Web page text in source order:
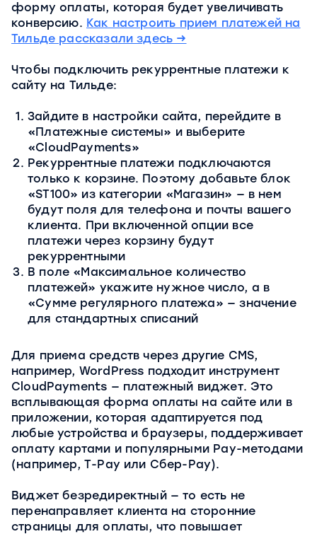
форму оплаты, которая будет увеличивать
конверсию. Как настроить прием платежей на
Тильде рассказали здесь →
Чтобы подключить рекуррентные платежи к
сайту на Тильде:
Зайдите в настройки сайта, перейдите в
«Платежные системы» и выберите
«CloudPayments»
Рекуррентные платежи подключаются
только к корзине. Поэтому добавьте блок
«ST100» из категории «Магазин» — в нем
будут поля для телефона и почты вашего
клиента. При включенной опции все
платежи через корзину будут
рекуррентными
В поле «Максимальное количество
платежей» укажите нужное число, а в
«Сумме регулярного платежа» — значение
для стандартных списаний
Для приема средств через другие CMS,
например, WordPress подходит инструмент
CloudPayments — платежный виджет. Это
всплывающая форма оплаты на сайте или в
приложении, которая адаптируется под
любые устройства и браузеры, поддерживает
оплату картами и популярными Рау-методами
(например, Т-Рау или Сбер-Рау).
Виджет безредиректный — то есть не
перенаправляет клиента на сторонние
страницы для оплаты, что повышает